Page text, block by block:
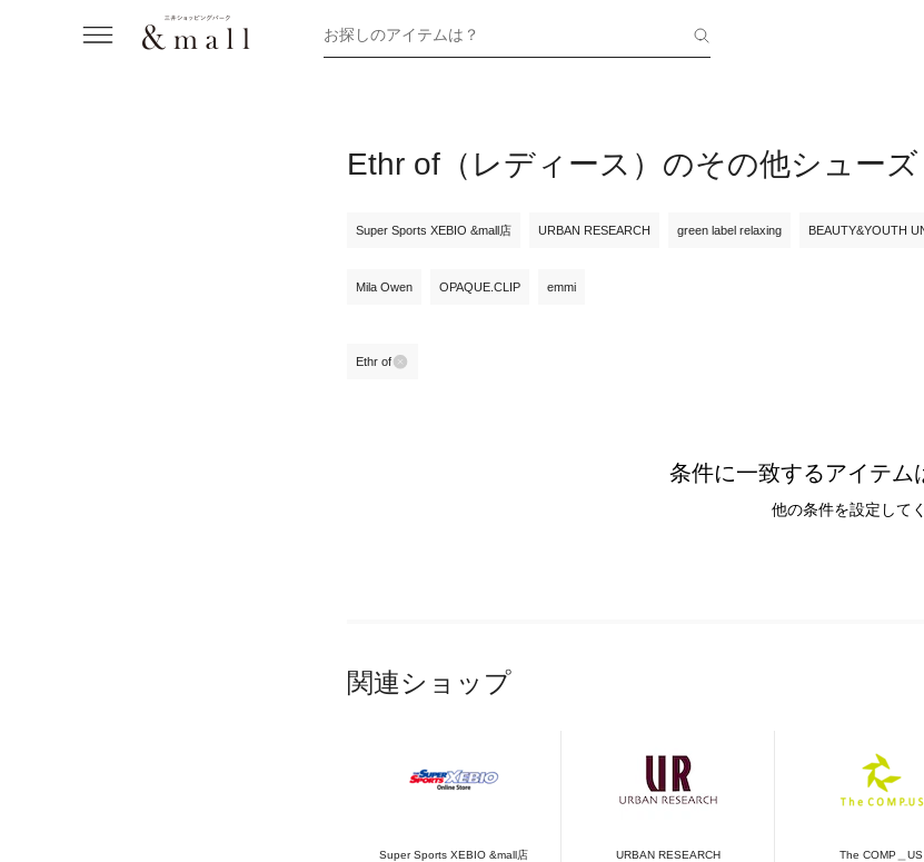
お探しのアイテムは？
Ethr of（レディース）のその他シューズ
Super Sports XEBIO &mall店 URBAN RESEARCH green label relaxing BEAUTY&YOUTH
Mila Owen OPAQUE.CLIP emmi
Ethr of
条件に一致するアイテム
他の条件を設定して
関連ショップ
Super Sports XEBIO &mall店
URBAN RESEARCH
The COMP＿US